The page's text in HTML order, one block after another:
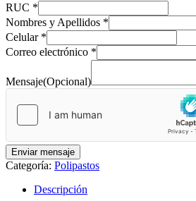
RUC *
Nombres y Apellidos *
Celular *
Correo electrónico *
Mensaje(Opcional)
Enviar mensaje
Categoría: Polipastos
Descripción